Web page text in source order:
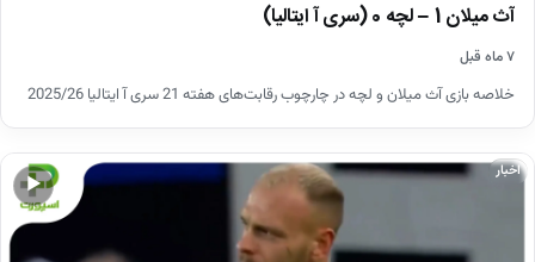
آث میلان 1 – لچه 0 (سری آ ایتالیا)
۷ ماه قبل
خلاصه بازی آث میلان و لچه در چارچوب رقابت‌های هفته 21 سری آ ایتالیا 2025/26
▶
اخبار